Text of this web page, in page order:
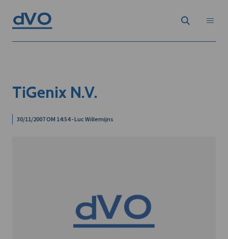
TiGenix N.V.
30/11/2007 OM 14:54 - Luc Willemijns